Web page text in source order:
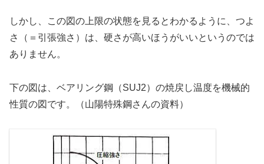
しかし、この図の上限の状態を見るとわかるように、つよ
さ（＝引張強さ）は、硬さが高いほうがいいというのでは
ありません。
下の図は、ベアリング鋼（SUJ2）の焼戻し温度を機械的
性質の図です。（山陽特殊鋼さんの資料）